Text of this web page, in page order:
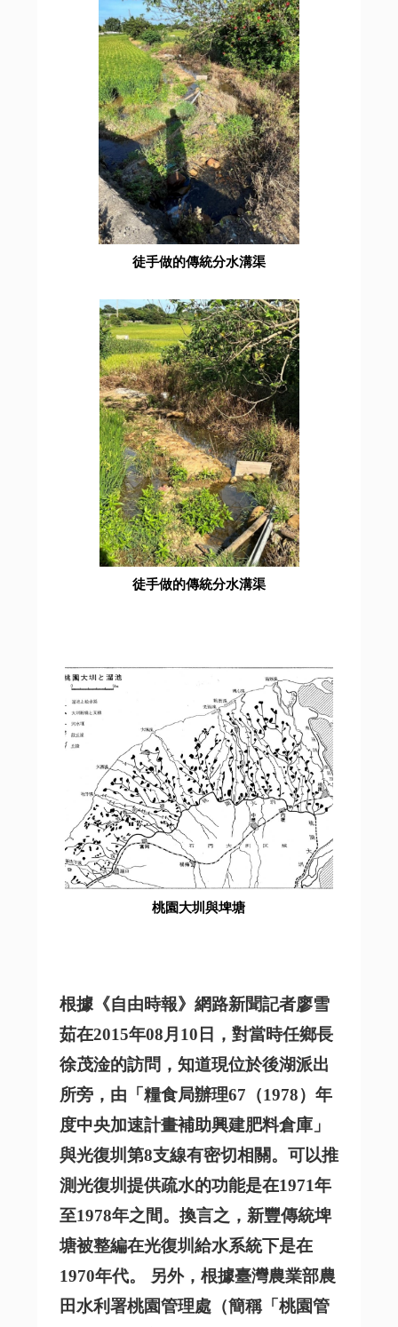
徒手做的傳統分水溝渠
徒手做的傳統分水溝渠
桃園大圳與埤塘
根據《自由時報》網路新聞記者廖雪
茹在2015年08月10日，對當時任鄉長
徐茂淦的訪問，知道現位於後湖派出
所旁，由「糧食局辦理67（1978）年
度中央加速計畫補助興建肥料倉庫」
與光復圳第8支線有密切相關。 可以推
測光復圳提供疏水的功能是在1971年
至1978年之間。換言之，新豐傳統埤
塘被整編在光復圳給水系統下是在
1970年代。
另外，根據臺灣農業部農
田水利署桃園管理處（簡稱「桃園管